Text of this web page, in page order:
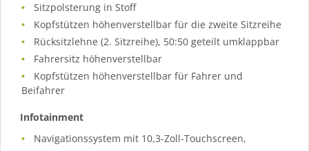
Sitzpolsterung in Stoff
Kopfstützen höhenverstellbar für die zweite Sitzreihe
Rücksitzlehne (2. Sitzreihe), 50:50 geteilt umklappbar
Fahrersitz höhenverstellbar
Kopfstützen höhenverstellbar für Fahrer und
Beifahrer
Infotainment
Navigationssystem mit 10,3-Zoll-Touchscreen,